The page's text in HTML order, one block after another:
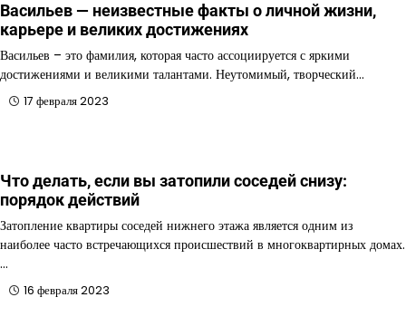
Васильев — неизвестные факты о личной жизни,
карьере и великих достижениях
Васильев – это фамилия, которая часто ассоциируется с яркими
достижениями и великими талантами. Неутомимый, творческий…
17 февраля 2023
Что делать, если вы затопили соседей снизу:
порядок действий
Затопление квартиры соседей нижнего этажа является одним из
наиболее часто встречающихся происшествий в многоквартирных домах.
…
16 февраля 2023